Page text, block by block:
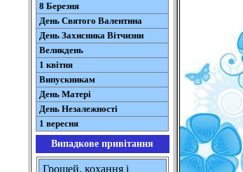
8 Березня
День Святого Валентина
День Захисника Вітчизни
Великдень
1 квітня
Випускникам
День Матері
День Незалежності
1 вересня
Випадкове привітання
Грошей, кохання і